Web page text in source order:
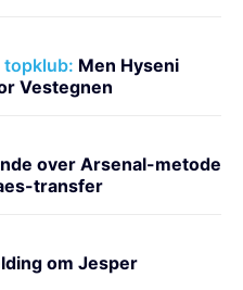
topklub: Men Hyseni
Vestegnen
over Arsenal-metode
transfer
om Jesper